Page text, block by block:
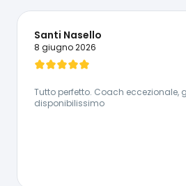
Lingue Parlate:
🇪🇸 Spagnolo - 🇮🇹 Italiano - 🇬🇧
Santi Nasello
8 giugno 2026
Tutto perfetto. Coach eccezionale,
disponibilissimo